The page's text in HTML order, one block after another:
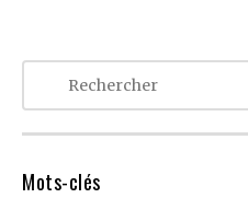
Mots-clés